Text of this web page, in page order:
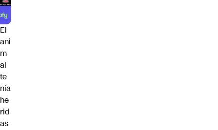
El
ani
m
al
te
nía
he
rid
as